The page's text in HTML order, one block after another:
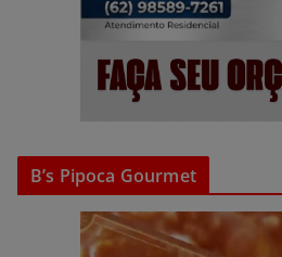
B’s Pipoca Gourmet